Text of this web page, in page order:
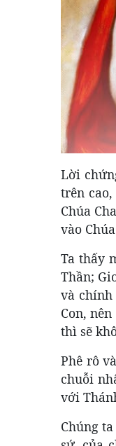
Lời
trên
Chúa
vào
Ta thấy
Thần;
và chính
Con,
thì sẽ
Phê rô
chuỗi
với
Chúng